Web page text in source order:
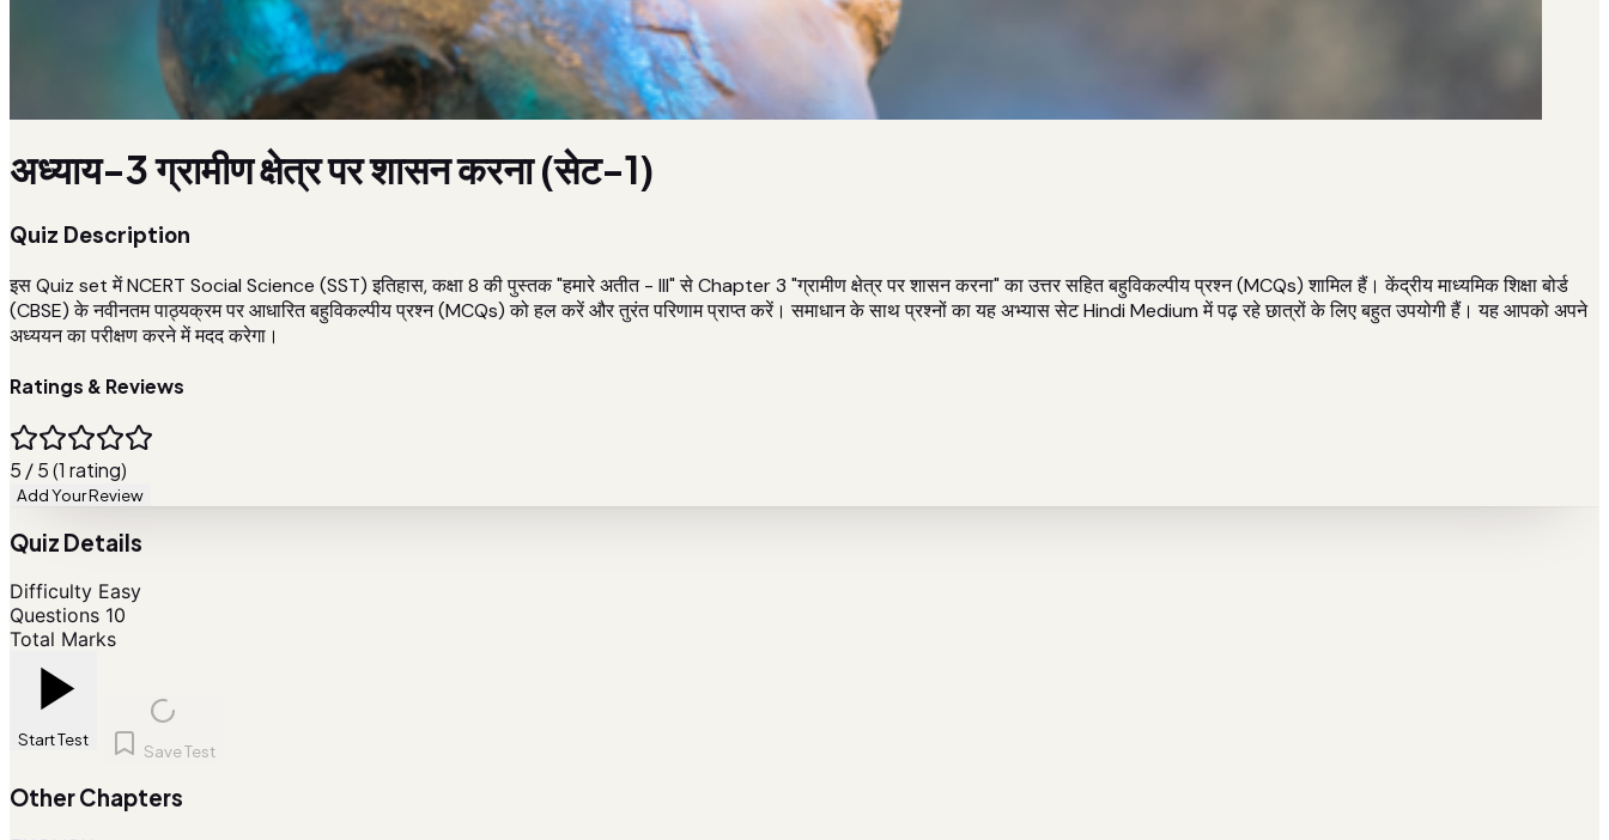
अध्याय-3 ग्रामीण क्षेत्र पर शासन करना (सेट-1)
Quiz Description
इस Quiz set में NCERT Social Science (SST) इतिहास, कक्षा 8 की पुस्तक "हमारे अतीत - III" से Chapter 3 "ग्रामीण क्षेत्र पर शासन करना" का उत्तर सहित बहुविकल्पीय प्रश्न (MCQs) शामिल हैं। केंद्रीय माध्यमिक शिक्षा बोर्ड
(CBSE) के नवीनतम पाठ्यक्रम पर आधारित बहुविकल्पीय प्रश्न (MCQs) को हल करें और तुरंत परिणाम प्राप्त करें। समाधान के साथ प्रश्नों का यह अभ्यास सेट Hindi Medium में पढ़ रहे छात्रों के लिए बहुत उपयोगी हैं। यह आपको अपने
अध्ययन का परीक्षण करने में मदद करेगा।
Ratings & Reviews
5 / 5 (1 rating)
Add Your Review
Quiz Details
Difficulty Easy
Questions 10
Total Marks
Start Test
Save Test
Other Chapters